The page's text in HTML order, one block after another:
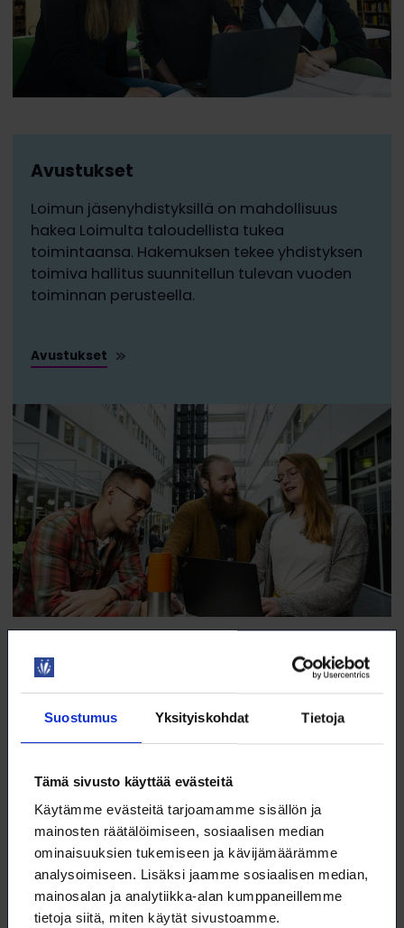
Suostumus Yksityiskohdat Tietoja
Tämä sivusto käyttää evästeitä
Käytämme evästeitä tarjoamamme sisällön ja
mainosten räätälöimiseen, sosiaalisen median
ominaisuuksien tukemiseen ja kävijämäärämme
analysoimiseen. Lisäksi jaamme sosiaalisen median,
mainosalan ja analytiikka-alan kumppaneillemme
tietoja siitä, miten käytät sivustoamme.
Avustukset
Loimun jäsenyhdistyksillä on mahdollisuus
hakea Loimulta taloudellista tukea
toimintaansa. Hakemuksen tekee yhdistyksen
toimiva hallitus suunnitellun tulevan vuoden
toiminnan perusteella.
Avustukset
Viestintä
Tee yhdistyksellenne uudet verkkosivut tai tilaa
roll up tuomaan yhdistyksellenne näkyvyyttä.
Tukea yhdistyksen viestintään.
Verkkosivut
Loimun logon käyttö
Sähköposti